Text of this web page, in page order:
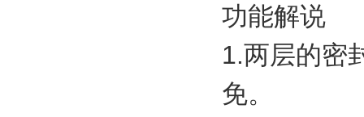
功能解说
1.两层的密
免。